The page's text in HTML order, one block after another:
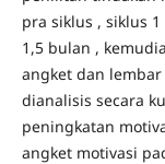
pra siklus , siklus
1,5 bulan ,
angket dan
dianalisis secara
peningkatan
angket motivasi